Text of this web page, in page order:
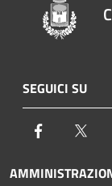
SEGUICI SU
Facebook